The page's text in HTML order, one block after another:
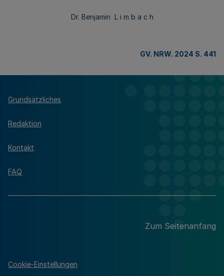
Dr. Benjamin L i m b a c h
GV. NRW. 2024 S. 441
Grundsätzliches
Redaktion
Kontakt
FAQ
Zum Seitenanfang
Cookie-Einstellungen